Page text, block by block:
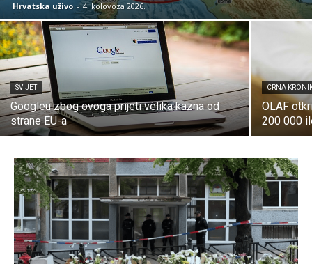
Hrvatska uživo - 4. kolovoza 2026.
SVIJET
Googleu zbog ovoga prijeti velika kazna od
strane EU-a
CRNA
OLAF
200 000